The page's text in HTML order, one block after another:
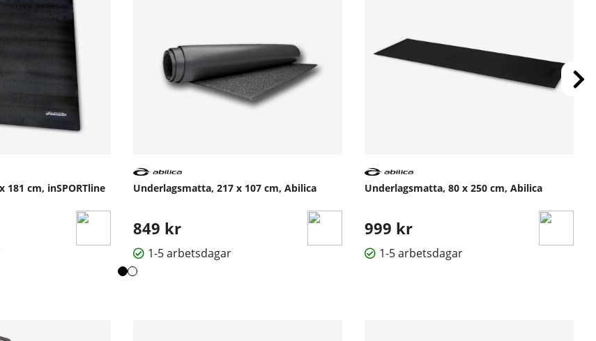
181 cm, inSPORTline Underlagsmatta, 217 x 107 cm, Abilica
849 kr
1-5 arbetsdagar
Underlagsmatta, 80 x 250 cm, Abilica
999 kr
1-5 arbetsdagar